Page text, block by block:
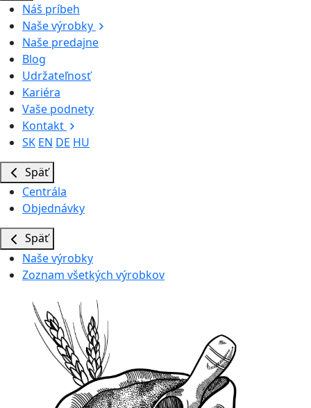
Náš príbeh
Naše výrobky
Naše predajne
Blog
Udržateľnosť
Kariéra
Vaše podnety
Kontakt
SK EN DE HU
Späť
Centrála
Objednávky
Späť
Naše výrobky
Zoznam všetkých výrobkov